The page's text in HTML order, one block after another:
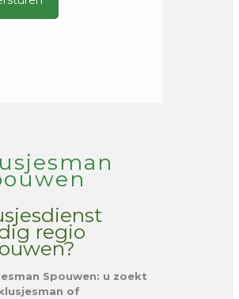
regio
Spouwen: u zoekt
of